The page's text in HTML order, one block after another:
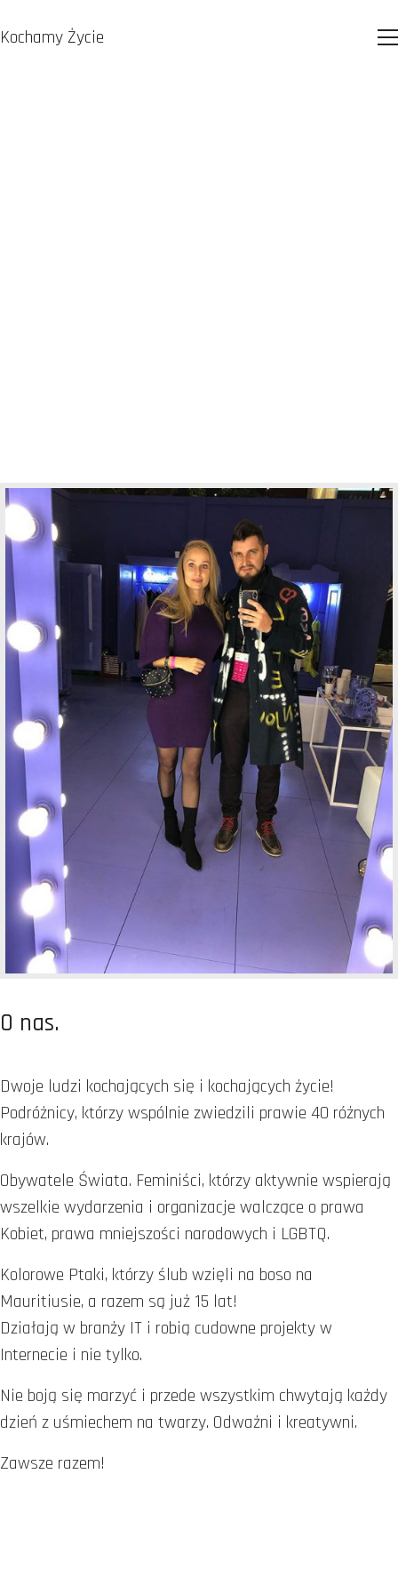
Kochamy Życie
O nas.
Dwoje ludzi kochających się i kochających życie!
Podróżnicy, którzy wspólnie zwiedzili prawie 40 różnych
krajów.
Obywatele Świata. Feminiści, którzy aktywnie wspierają
wszelkie wydarzenia i organizacje walczące o prawa
Kobiet, prawa mniejszości narodowych i LGBTQ.
Kolorowe Ptaki, którzy ślub wzięli na boso na
Mauritiusie, a razem są już 15 lat!
Działają w branży IT i robią cudowne projekty w
Internecie i nie tylko.
Nie boją się marzyć i przede wszystkim chwytają każdy
dzień z uśmiechem na twarzy. Odważni i kreatywni.
Zawsze razem!